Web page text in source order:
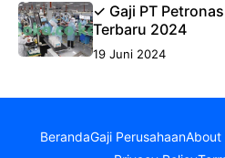
✓ Gaji PT
Terbaru 2024
19 Juni 2024
BerandaGaji PerusahaanAbout